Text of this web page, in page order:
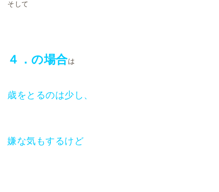
そして
４．の場合は
歳をとるのは少し、
嫌な気もするけど